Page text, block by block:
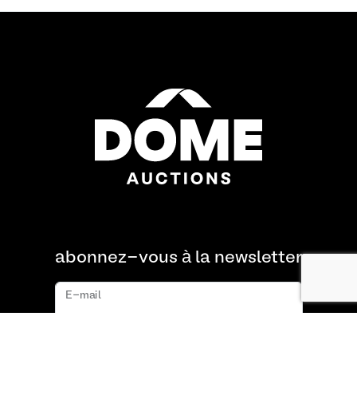
abonnez-vous à la newsletter
E-mail